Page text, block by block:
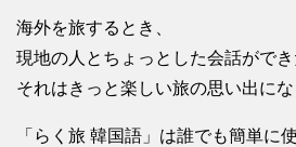
海外を旅するとき、
現地の人とちょっとした会話ができ
それはきっと楽しい旅の思い出にな
「らく旅 韓国語」は誰でも簡単に